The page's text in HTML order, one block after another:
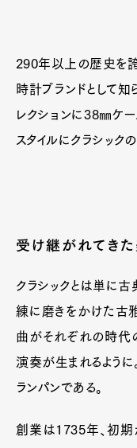
290年以上の歴史を
時計ブランドとして知
レクションに38㎜ケ
スタイルにクラシック
受け継がれてきた
クラシックとは単に古
練に磨きをかけた古
曲がそれぞれの時代
演奏が生まれるように
ランパンである。
創業は1735年、初期